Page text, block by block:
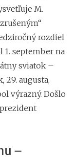
M.
rozdiel
1. september na
sviatok –
29. augusta,
výrazný. Došlo
–